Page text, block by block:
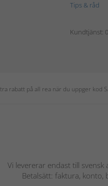
Tips & råd
Kundtjänst:
rabatt på all rea när du uppger kod
Vi levererar endast till
Betalsätt: faktura, konto,